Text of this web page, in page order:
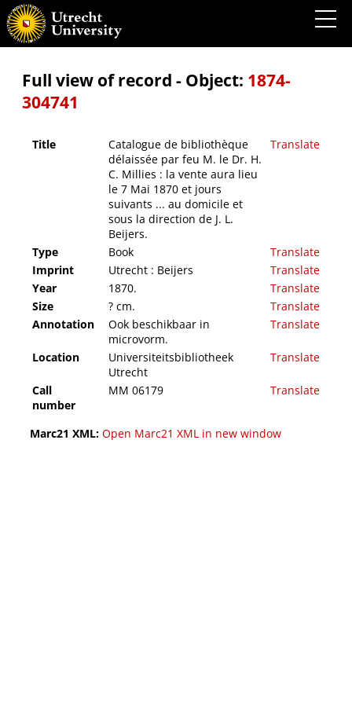
Catalogue de bibliothèque délaissée par feu M. le Dr. H. C. Millies : la vente aura lieu le 7
Mai 1870 et jours suivants ... au domicile et sous la direction de J. L. Beijers.
Full view of record - Object: 1874-
304741
Title
Catalogue de bibliothèque
délaissée par feu M. le Dr. H.
C. Millies : la vente aura lieu
le 7 Mai 1870 et jours
suivants ... au domicile et
sous la direction de J. L.
Beijers.
Translate
Type Book
Translate
Imprint
Utrecht : Beijers
Translate
Year
1870.
Translate
Size
? cm.
Translate
Annotation
Ook beschikbaar in
microvorm.
Translate
Location
Universiteitsbibliotheek
Utrecht
Translate
Call
number
MM 06179 Translate
Marc21 XML: Open Marc21 XML in new window